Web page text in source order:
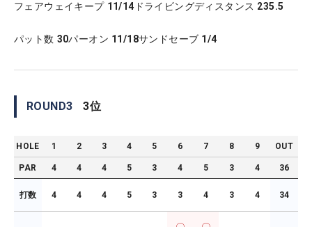
フェアウェイキープ 11/14 ドライビングディスタンス 235.5
パット数 30パーオン 11/18サンドセーブ 1/4
ROUND3 3位
HOLE 1 2 3 4 5 6 7 8 9 OUT
PAR 4 4 4 5 3 4 5 3 4 36
打数 4 4 4 5 3 3 4 3 4 34